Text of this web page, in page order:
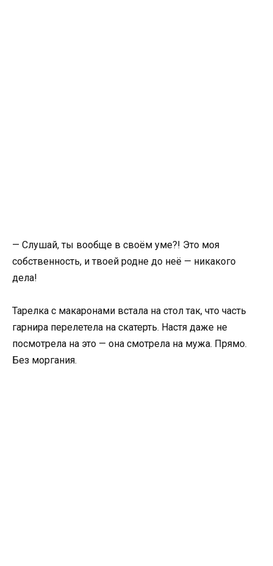
— Слушай, ты вообще в своём уме?! Это моя
собственность, и твоей родне до неё — никакого
дела!
Тарелка с макаронами встала на стол так, что часть
гарнира перелетела на скатерть. Настя даже не
посмотрела на это — она смотрела на мужа. Прямо.
Без моргания.